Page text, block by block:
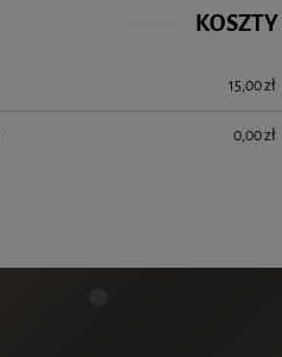
15,00 zł
0,00 zł